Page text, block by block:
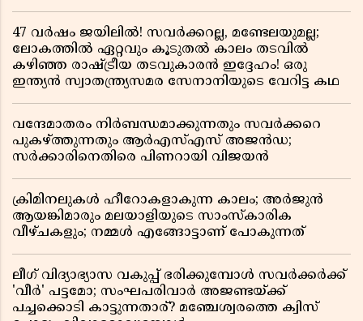
47 വർഷം ജയിലിൽ! സവർക്കറല്ല, മണ്ടേലയുമല്ല;
ലോകത്തിൽ ഏറ്റവും കൂടുതൽ കാലം തടവിൽ
കഴിഞ്ഞ രാഷ്ട്രീയ തടവുകാരൻ ഇദ്ദേഹം! ഒരു
ഇന്ത്യൻ സ്വാതന്ത്ര്യസമര സേനാനിയുടെ വേറിട്ട കഥ
വന്ദേമാതരം നിർബന്ധമാക്കുന്നതും സവർക്കറെ
പുകഴ്ത്തുന്നതും ആർഎസ്എസ് അജൻഡ;
സർക്കാരിനെതിരെ പിണറായി വിജയൻ
ക്രിമിനലുകൾ ഹീറോകളാകുന്ന കാലം; അർജുൻ
ആയങ്കിമാരും മലയാളിയുടെ സാംസ്കാരിക
വീഴ്ചകളും; നമ്മൾ എങ്ങോട്ടാണ് പോകുന്നത്
ലീഗ് വിദ്യാഭ്യാസ വകുപ്പ് ഭരിക്കുമ്പോൾ സവർക്കർക്ക്
'വീർ' പട്ടമോ; സംഘപരിവാർ അജണ്ടയ്ക്ക്
പച്ചക്കൊടി കാട്ടുന്നതാര്? മഞ്ചേശ്വരത്തെ ക്വിസ്